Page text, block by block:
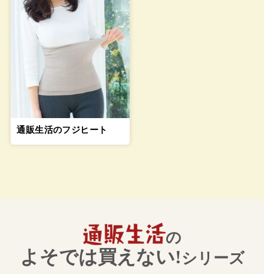
通販生活のフジヒート
の
よそでは買えない!シリーズ